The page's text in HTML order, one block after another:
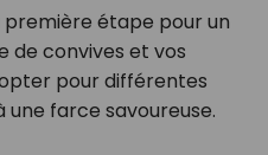
première étape pour un
de convives et vos
pour différentes
farce savoureuse.